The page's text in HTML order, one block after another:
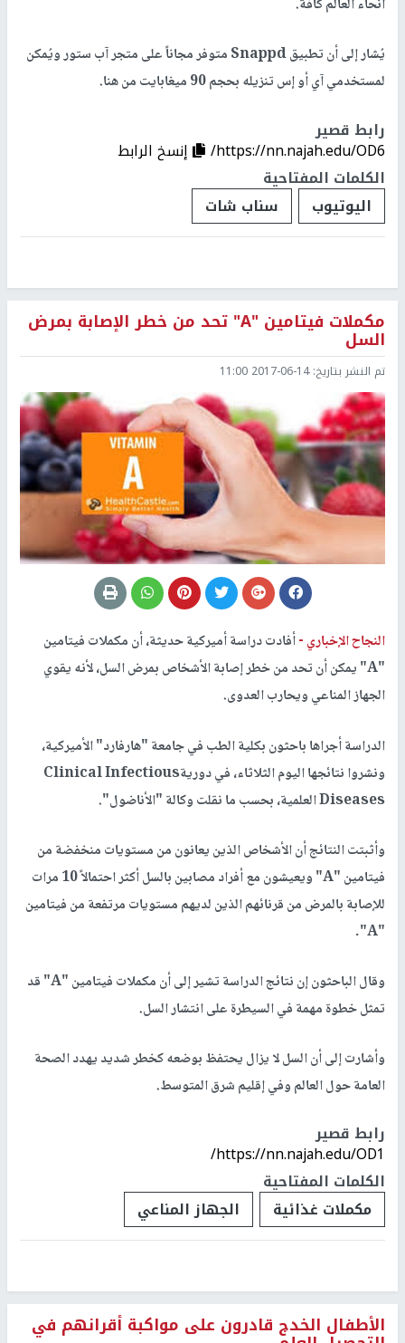
أنحاء العالم كافة.
يُشار إلى أن تطبيق Snappd متوفر مجاناً على متجر آب ستور ويُمكن
لمستخدمي آي أو إس تنزيله بحجم 90 ميغابايت من هنا.
رابط قصير
https://nn.najah.edu/OD6/
إنسخ الرابط
الكلمات المفتاحية
اليوتيوب
سناب شات
مكملات فيتامين "A" تحد من خطر الإصابة بمرض
السل
تم النشر بتاريخ:2017-06-14 11:00
النجاح الإخباري -أفادت دراسة أميركية حديثة، أن مكملات فيتامين
"A" يمكن أن تحد من خطر إصابة الأشخاص بمرض السل، لأنه يقوي
الجهاز المناعي ويحارب العدوى.
الدراسة أجراها باحثون بكلية الطب في جامعة "هارفارد" الأميركية،
ونشروا نتائجها اليوم الثلاثاء، في دوريةClinical Infectious
Diseases العلمية، بحسب ما نقلت وكالة "الأناضول".
وأثبتت النتائج أن الأشخاص الذين يعانون من مستويات منخفضة من
فيتامين "A" ويعيشون مع أفراد مصابين بالسل أكثر احتمالاً 10 مرات
للإصابة بالمرض من قرنائهم الذين لديهم مستويات مرتفعة من فيتامين
"A".
وقال الباحثون إن نتائج الدراسة تشير إلى أن مكملات فيتامين "A" قد
تمثل خطوة مهمة في السيطرة على انتشار السل.
وأشارت إلى أن السل لا يزال يحتفظ بوضعه كخطر شديد يهدد الصحة
العامة حول العالم وفي إقليم شرق المتوسط.
رابط قصير
https://nn.najah.edu/OD1/
الكلمات المفتاحية
مكملات غذائية
الجهاز المناعي
الأطفال الخدج قادرون على مواكبة أقرانهم في